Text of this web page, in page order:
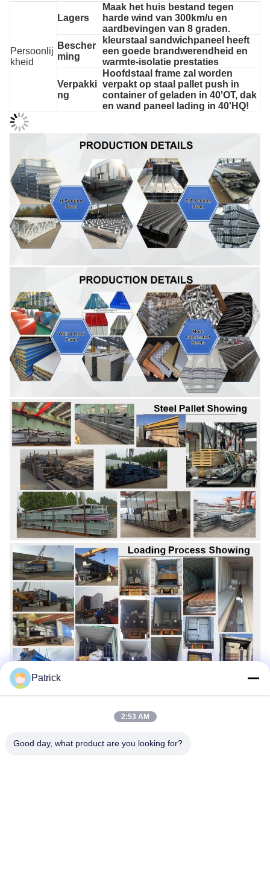
Persoonlij
kheid
Lagers
Maak het huis bestand tegen
harde wind van 300km/u en
aardbevingen van 8 graden.
Bescher
ming
kleurstaal sandwichpaneel heeft
een goede brandwerendheid en
warmte-isolatie prestaties
Verpakki
ng
Hoofdstaal frame zal worden
verpakt op staal pallet push in
container of geladen in 40'OT, dak
en wand paneel lading in 40'HQ!
Patrick
2:53 AM
Good day, what product are you looking for?